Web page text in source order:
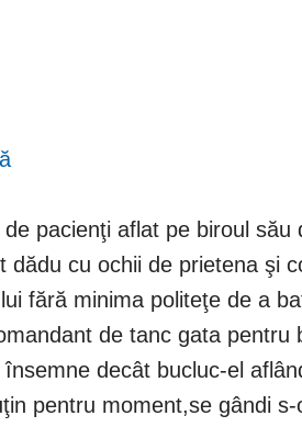
pacienţi aflat pe biroul său
dădu cu ochii de prietena şi
fără minima politeţe de a
de tanc gata pentru
decât bucluc-el
pentru moment,se gândi